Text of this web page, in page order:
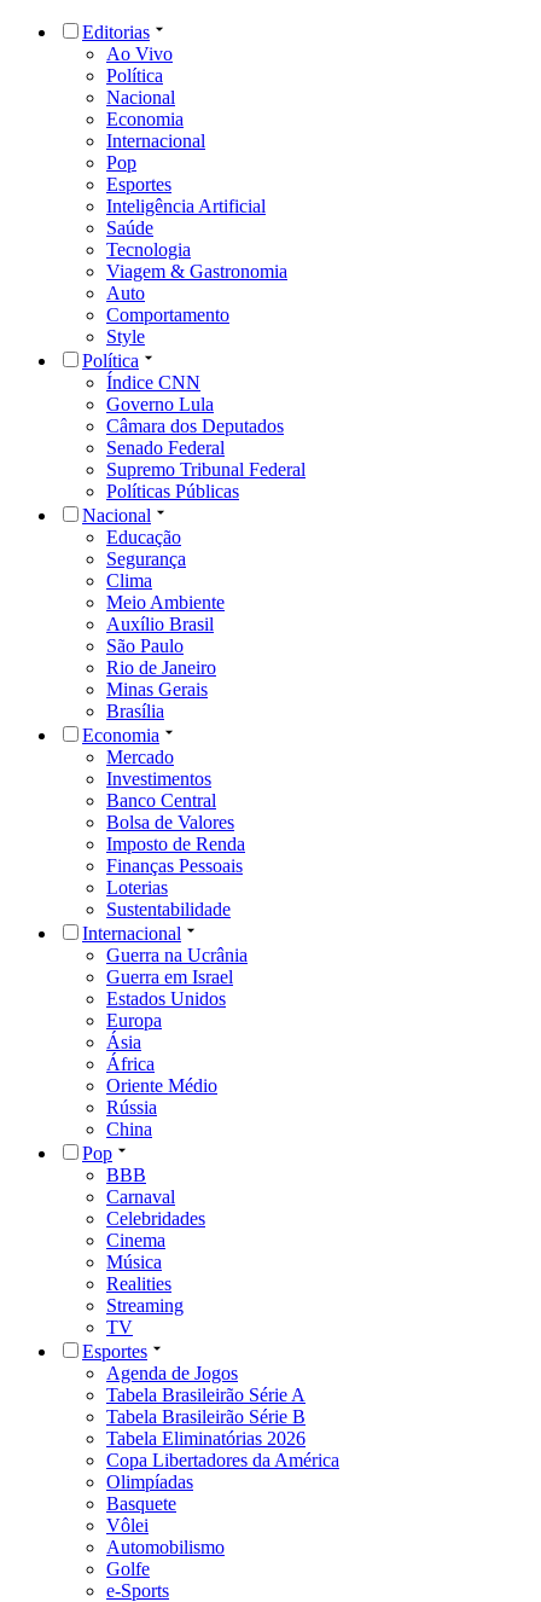
Editorias
Ao Vivo
Política
Nacional
Economia
Internacional
Pop
Esportes
Inteligência Artificial
Saúde
Tecnologia
Viagem & Gastronomia
Auto
Comportamento
Style
Política
Índice CNN
Governo Lula
Câmara dos Deputados
Senado Federal
Supremo Tribunal Federal
Políticas Públicas
Nacional
Educação
Segurança
Clima
Meio Ambiente
Auxílio Brasil
São Paulo
Rio de Janeiro
Minas Gerais
Brasília
Economia
Mercado
Investimentos
Banco Central
Bolsa de Valores
Imposto de Renda
Finanças Pessoais
Loterias
Sustentabilidade
Internacional
Guerra na Ucrânia
Guerra em Israel
Estados Unidos
Europa
Ásia
África
Oriente Médio
Rússia
China
Pop
BBB
Carnaval
Celebridades
Cinema
Música
Realities
Streaming
TV
Esportes
Agenda de Jogos
Tabela Brasileirão Série A
Tabela Brasileirão Série B
Tabela Eliminatórias 2026
Copa Libertadores da América
Olimpíadas
Basquete
Vôlei
Automobilismo
Golfe
e-Sports